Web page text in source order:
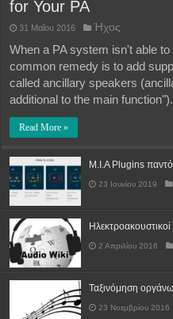
for Your PA
31 Μαΐου 2016 Ήχος
When a PA system isn't able
common remedy is to add
called ancillary speakers
additional to the main function").
Read More »
M.I.A Plugins
23 Ιουνίου 2019
2 Απριλίου 2016
Ταξινόμηση
23 Νοεμβρίου 2016